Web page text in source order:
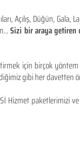
Açılış, Düğün,
Sizi bir araya getiren
için birçok yöntem
gibi her davetten
Hizmet paketlerimizi